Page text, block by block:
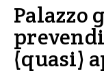
Palazzo
(quasi)